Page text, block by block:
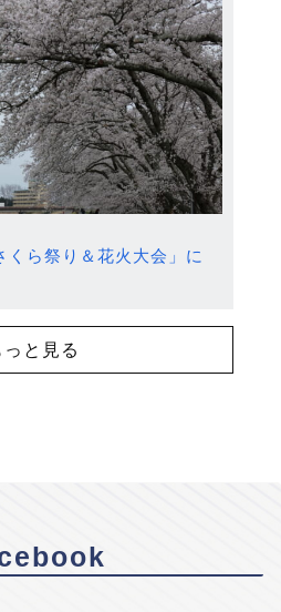
くら祭り＆花火大会」に
っと見る